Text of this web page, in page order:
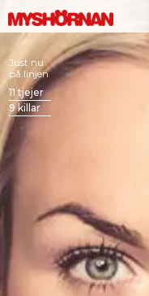
Just nu
på linjen
11 tjejer
9killar